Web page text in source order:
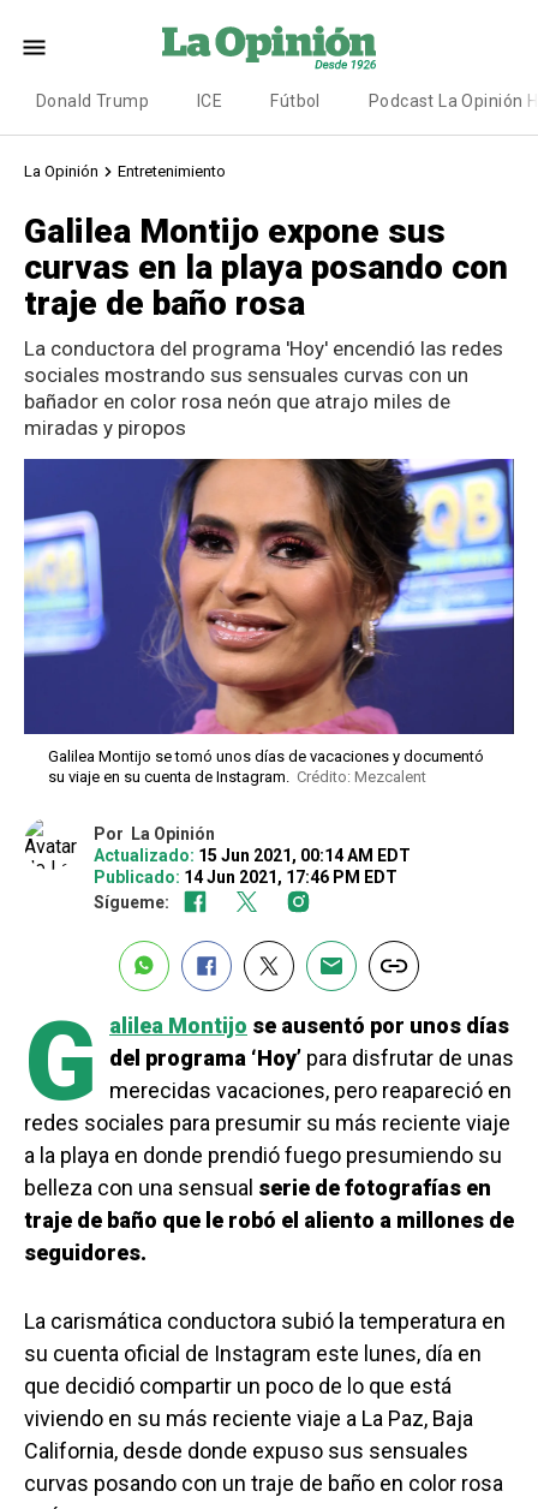
Donald Trump ICE Fútbol Podcast La Opinión
La Opinión Entretenimiento
Galilea Montijo expone sus
curvas en la playa posando con
traje de baño rosa
La conductora del programa 'Hoy' encendió las redes
sociales mostrando sus sensuales curvas con un
bañador en color rosa neón que atrajo miles de
miradas y piropos
Galilea Montijo se tomó unos días de vacaciones y documentó
su viaje en su cuenta de Instagram. Crédito: Mezcalent
Por
La Opinión
Actualizado: 15 Jun 2021, 00:14 AM EDT
Publicado: 14 Jun 2021, 17:46 PM EDT
Sígueme:
G alilea Montijo se ausentó por unos días
del programa ‘Hoy’ para disfrutar de unas
merecidas vacaciones, pero reapareció en
redes sociales para presumir su más reciente viaje
a la playa en donde prendió fuego presumiendo su
belleza con una sensual serie de fotografías en
traje de baño que le robó el aliento a millones de
seguidores.
La carismática conductora subió la temperatura en
su cuenta oficial de Instagram este lunes, día en
que decidió compartir un poco de lo que está
viviendo en su más reciente viaje a La Paz, Baja
California, desde donde expuso sus sensuales
curvas posando con un traje de baño en color rosa